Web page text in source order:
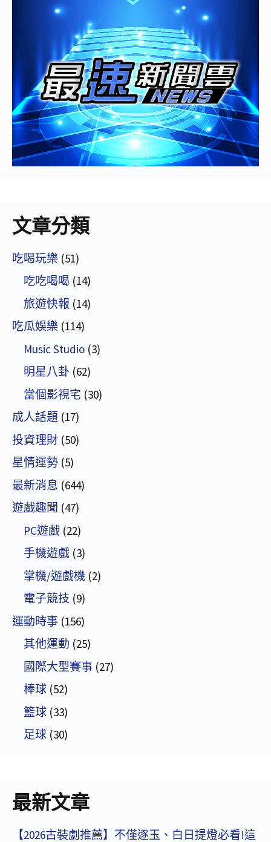
文章分類
吃喝玩樂 (51)
吃吃喝喝 (14)
旅遊快報 (14)
吃瓜娛樂 (114)
Music Studio (3)
明星八卦 (62)
當個影視宅 (30)
成人話題 (17)
投資理財 (50)
星情運勢 (5)
最新消息 (644)
遊戲趣聞 (47)
PC遊戲 (22)
手機遊戲 (3)
掌機/遊戲機 (2)
電子競技 (9)
運動時事 (156)
其他運動 (25)
國際大型賽事 (27)
棒球 (52)
籃球 (33)
足球 (30)
最新文章
【2026古裝劇推薦】不僅逐玉、白日提燈必看!這